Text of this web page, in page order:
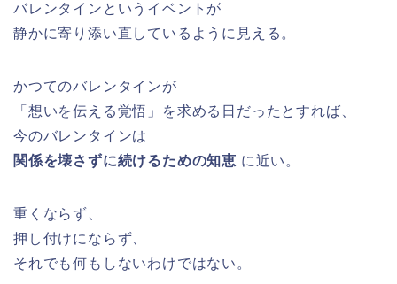
バレンタインというイベントが
静かに寄り添い直しているように見える。
かつてのバレンタインが
「想いを伝える覚悟」を求める日だったとすれば、
今のバレンタインは
関係を壊さずに続けるための知恵 に近い。
重くならず、
押し付けにならず、
それでも何もしないわけではない。